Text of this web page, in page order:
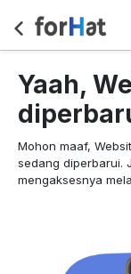
Yaah,
Mohon maaf,
sedang diperbarui.
mengaksesnya